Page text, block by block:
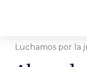
Luchamos por la